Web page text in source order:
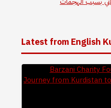
Latest from English